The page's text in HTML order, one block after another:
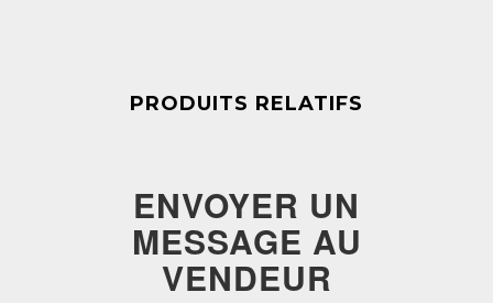
PRODUITS RELATIFS
ENVOYER UN
MESSAGE AU
VENDEUR